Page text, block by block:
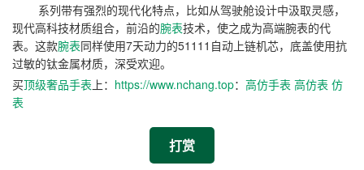
系列带有强烈的现代化特点，比如从驾驶舱设计中汲取灵感，
现代高科技材质组合，前沿的腕表技术，使之成为高端腕表的代
表。这款腕表同样使用7天动力的51111自动上链机芯，底盖使用抗
过敏的钛金属材质，深受欢迎。
买顶级奢品手表 上： https://www.nchang.top： 高仿手表 高仿表 仿
表
打赏